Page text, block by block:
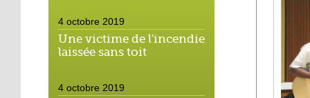
4 octobre 2019
Une victime de l'incendie
laissée sans toit
4 octobre 2019